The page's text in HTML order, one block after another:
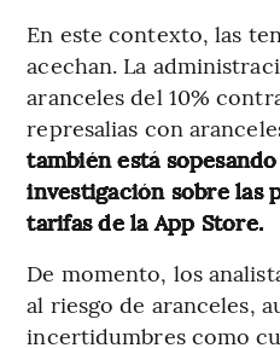
En este contexto, las
acechan. La
aranceles del 10%
represalias con
también está
investigación sobre las
tarifas de la App Store.
De momento, los
al riesgo de aranceles,
incertidumbres como